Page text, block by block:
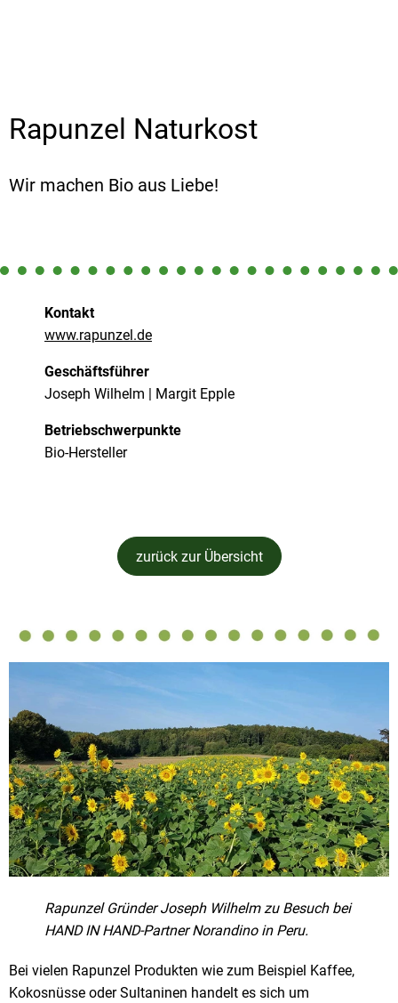
Getränke
Über uns
Service
Rapunzel Naturkost
Wir machen Bio aus Liebe!
Kontakt
www.rapunzel.de
Geschäftsführer
Joseph Wilhelm | Margit Epple
Betriebschwerpunkte
Bio-Hersteller
zurück zur Übersicht
Rapunzel Gründer Joseph Wilhelm zu Besuch bei
HAND IN HAND-Partner Norandino in Peru.
Bei vielen Rapunzel Produkten wie zum Beispiel Kaffee,
Kokosnüsse oder Sultaninen handelt es sich um